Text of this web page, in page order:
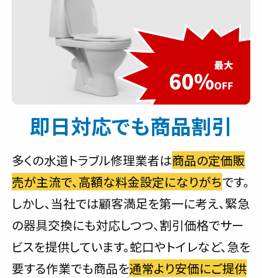
即日対応でも商品割引
多くの水道トラブル修理業者は商品の定価販
売が主流で、高額な料金設定になりがちです。
しかし、当社では顧客満足を第一に考え、緊急
の器具交換にも対応しつつ、割引価格でサー
ビスを提供しています。蛇口やトイレなど、急を
要する作業でも商品を通常より安価にご提供